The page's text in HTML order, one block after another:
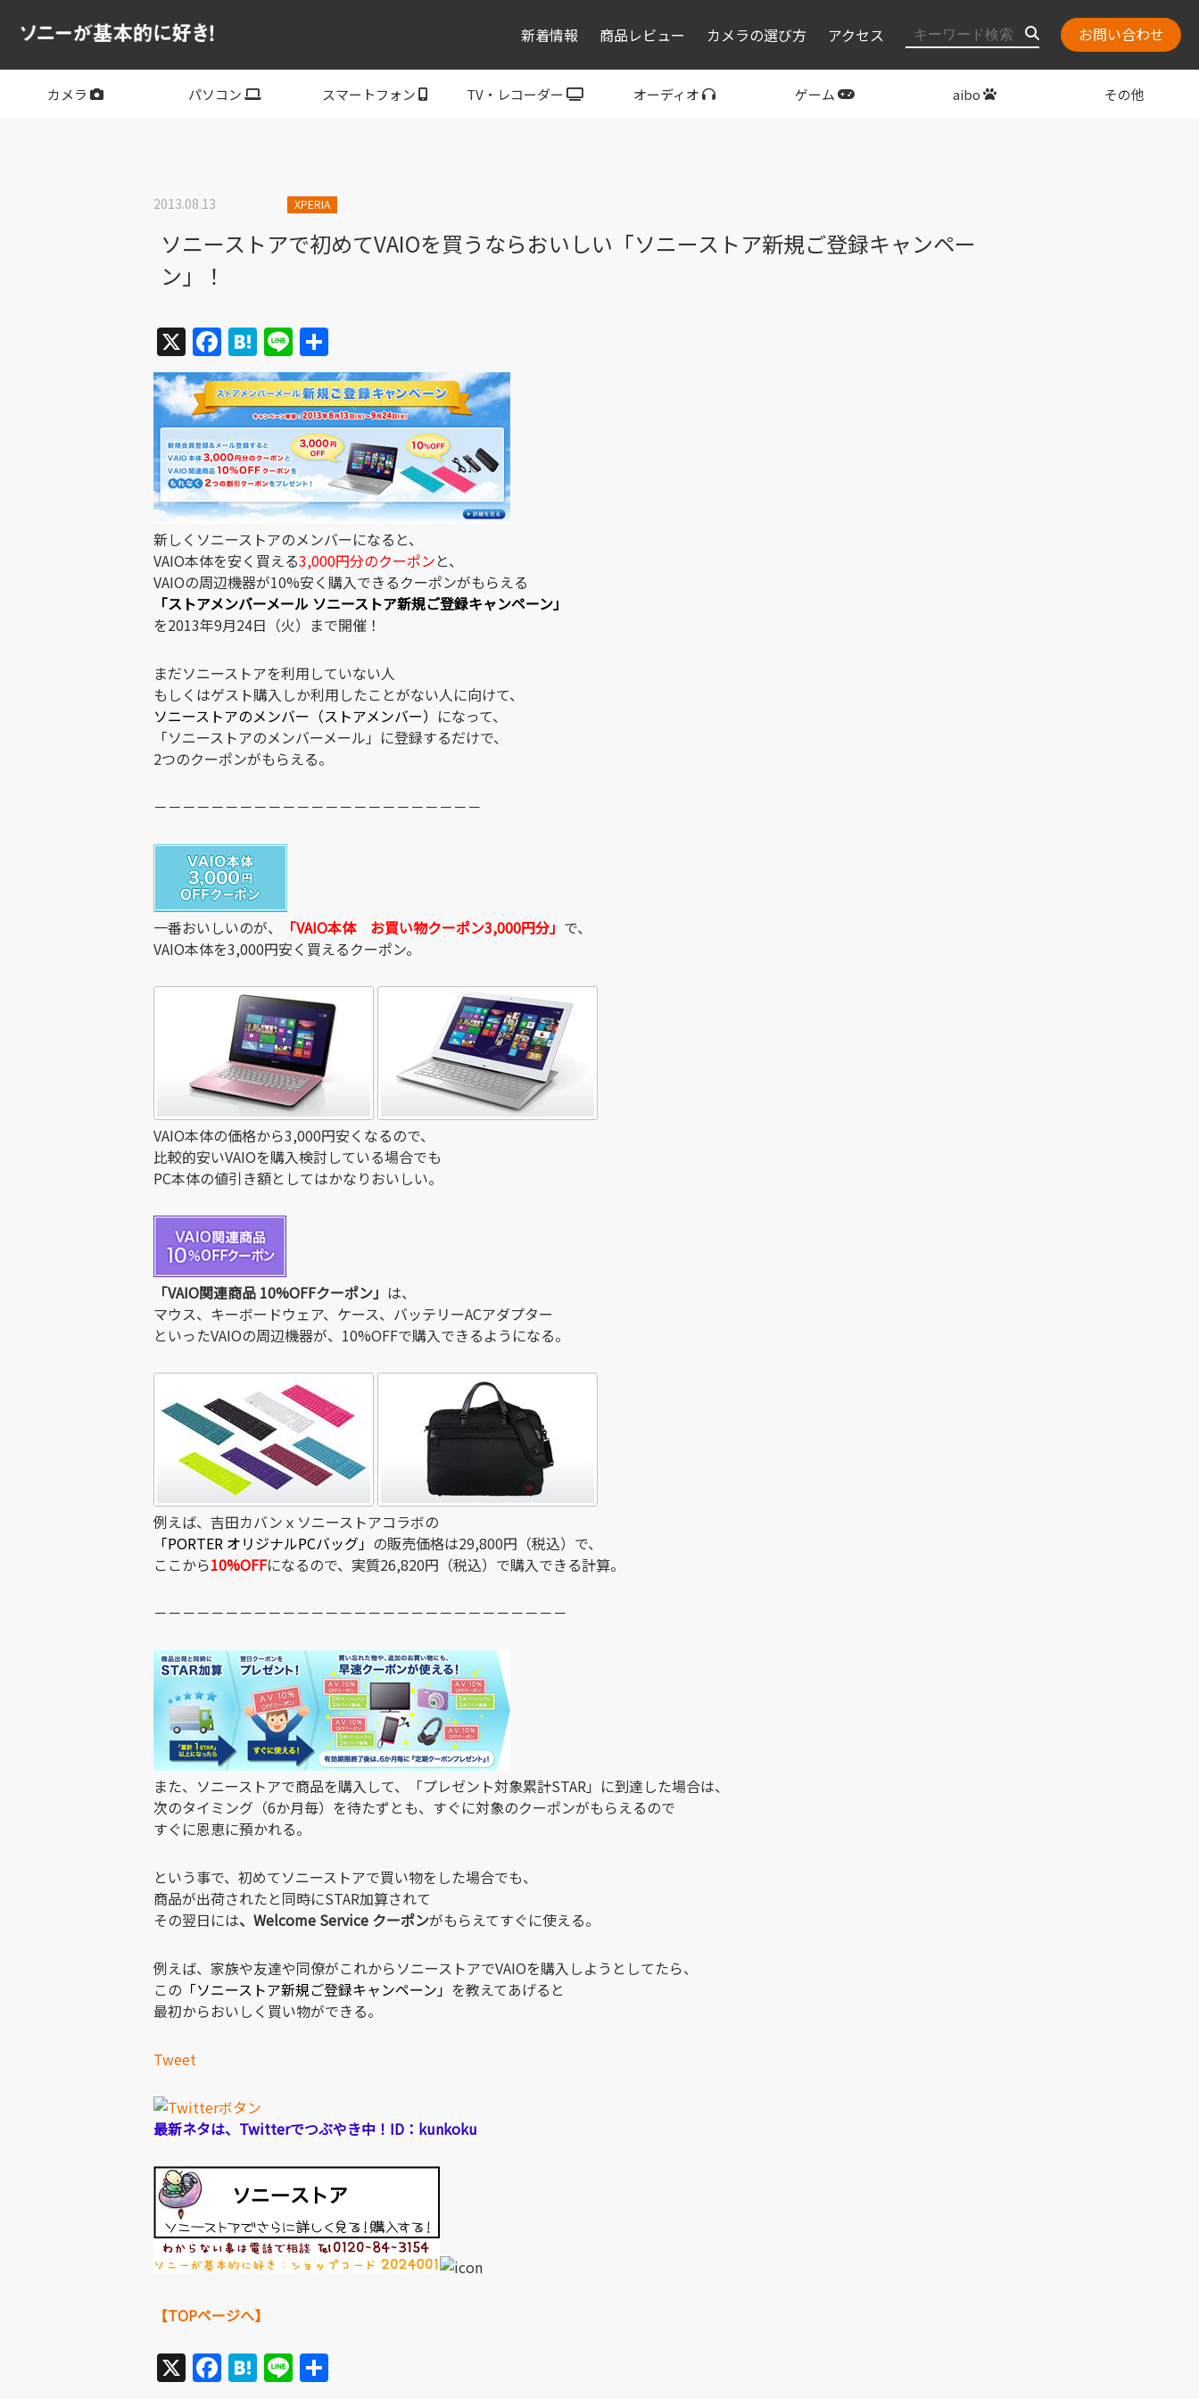
新着情報 商品レビュー カメラの選び方 アクセス お問い合わせ
カメラ パソコン スマートフォン TV・レコーダー オーディオ ゲーム aibo その他
2013.08.13 XPERIA
ソニーストアで初めてVAIOを買うならおいしい「ソニーストア新規ご登録キャンペー
ン」！
X Facebook
Hatena
Line
有
新しくソニーストアのメンバーになると、
VAIO本体を安く買える3,000円分のクーポンと、
VAIOの周辺機器が10%安く購入できるクーポンがもらえる
「ストアメンバーメール ソニーストア新規ご登録キャンペーン」
を2013年9月24日（火）まで開催！
まだソニーストアを利用していない人
もしくはゲスト購入しか利用したことがない人に向けて、
ソニーストアのメンバー（ストアメンバー） になって、
「ソニーストアのメンバーメール」に登録するだけで、
2つのクーポンがもらえる。
－－－－－－－－－－－－－－－－－－－－－－－
一番おいしいのが、 「VAIO本体 お買い物クーポン3,000円分」 で、
VAIO本体を3,000円安く買えるクーポン。
VAIO本体の価格から3,000円安くなるので、
比較的安いVAIOを購入検討している場合でも
PC本体の値引き額としてはかなりおいしい。
「VAIO関連商品 10%OFFクーポン」 は、
マウス、キーボードウェア、ケース、バッテリーACアダプター
といったVAIOの周辺機器が、10%OFFで購入できるようになる。
例えば、吉田カバンｘソニーストアコラボの
「PORTER オリジナルPCバッグ」 の販売価格は29,800円（税込）で、
ここから10%OFFになるので、実質26,820円（税込）で購入できる計算。
－－－－－－－－－－－－－－－－－－－－－－－－－－－－－
また、ソニーストアで商品を購入して、「プレゼント対象累計STAR」に到達した場合は、
次のタイミング（6か月毎）を待たずとも、すぐに対象のクーポンがもらえるので
すぐに恩恵に預かれる。
という事で、初めてソニーストアで買い物をした場合でも、
商品が出荷されたと同時にSTAR加算されて
その翌日には、Welcome Service クーポンがもらえてすぐに使える。
例えば、家族や友達や同僚がこれからソニーストアでVAIOを購入しようとしてたら、
この 「ソニーストア新規ご登録キャンペーン」 を教えてあげると
最初からおいしく買い物ができる。
Tweet
最新ネタは、Twitterでつぶやき中！ID：kunkoku
【TOPページへ】
X Facebook
Hatena
Line